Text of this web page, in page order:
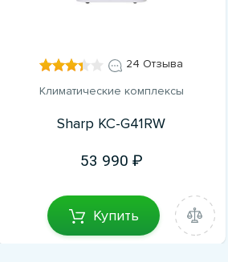
24 Отзыва
Климатические комплексы
Sharp KC-G41RW
53 990
Купить